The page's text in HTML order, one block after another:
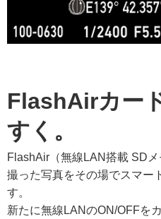
FlashAirカー
すく。
FlashAir（無線LAN搭載 SDメ
撮った写真をその場でスマー
す。
新たに無線LANのON/OFFを